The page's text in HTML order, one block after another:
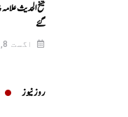
شیخ الحدیث
گئے
اگست 8, 2026
روز نیوز